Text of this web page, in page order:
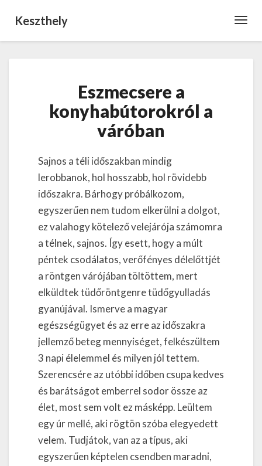
Keszthely
a
konyhabútorokról
a
váróban
Eszmecsere a
konyhabútorokról a
váróban
Sajnos a téli időszakban mindig
lerobbanok, hol hosszabb, hol rövidebb
időszakra. Bárhogy próbálkozom,
egyszerűen nem tudom elkerülni a dolgot,
ez valahogy kötelező velejárója számomra
a télnek, sajnos. Így esett, hogy a múlt
péntek csodálatos, verőfényes délelőttjét
a röntgen várójában töltöttem, mert
elküldtek tüdőröntgenre tüdőgyulladás
gyanújával. Ismerve a magyar
egészségügyet és az erre az időszakra
jellemző beteg mennyiséget, felkészültem
3 napi élelemmel és milyen jól tettem.
Szerencsére az utóbbi időben csupa kedves
és barátságot emberrel sodor össze az
élet, most sem volt ez másképp. Leültem
egy úr mellé, aki rögtön szóba elegyedett
velem. Tudjátok, van az a típus, aki
egyszerűen képtelen csendben maradni,